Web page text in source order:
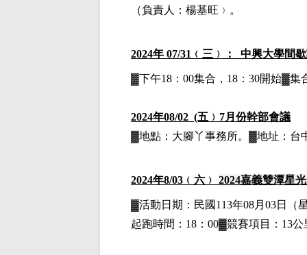
（負責人：楊基旺﹚。
2024年 07/31﹙三﹚： 中興大學間
▓下午18：00集合，18：30開始▓
2024年08/02 (五﹚7月份幹部會議
▓地點：大腳丫事務所。▓地址：台
2024年8/03 ﹙六﹚ 2024嘉義雙潭星
▓活動日期： 民國113年08月03日
（
起跑時間：18：00▓競賽項目：13公